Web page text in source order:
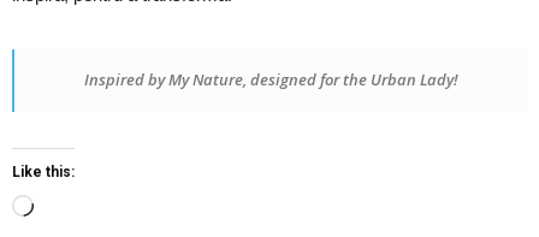
Inspired by My Nature, designed for the Urban Lady!
Like this:
Loading…